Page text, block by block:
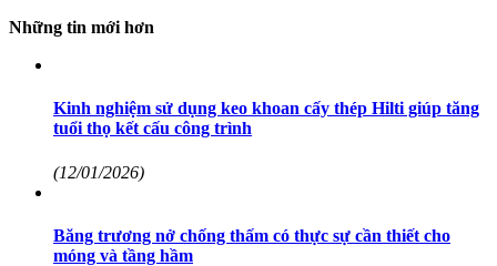
Những tin mới hơn
Kinh nghiệm sử dụng keo khoan cấy thép Hilti giúp tăng
tuổi thọ kết cấu công trình
(12/01/2026)
Băng trương nở chống thấm có thực sự cần thiết cho
móng và tầng hầm